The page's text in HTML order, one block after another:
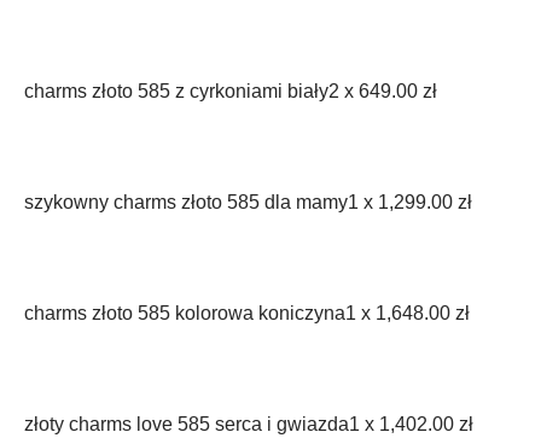
charms złoto 585 z cyrkoniami biały2 x 649.00 zł
szykowny charms złoto 585 dla mamy1 x 1,299.00 zł
charms złoto 585 kolorowa koniczyna1 x 1,648.00 zł
złoty charms love 585 serca i gwiazda1 x 1,402.00 zł